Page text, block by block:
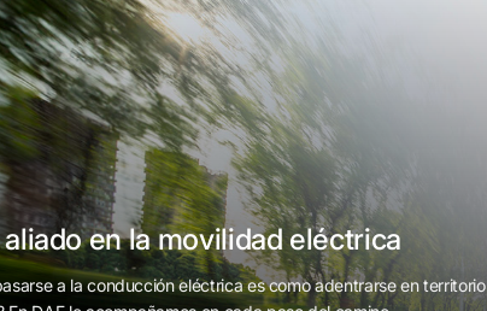
aliado en la movilidad eléctrica
a la conducción eléctrica es como adentrarse en territorio